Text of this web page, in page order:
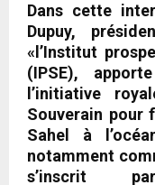
Dans cette
Dupuy,
«l’Institut
(IPSE),
l’initiative
Souverain pour
Sahel à
notamment
s’inscrit